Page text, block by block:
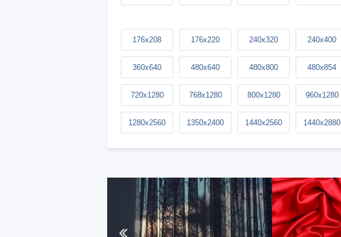
176x208 176x220 240x320 240x400
360x640 480x640 480x800 480x854
720x1280 768x1280 800x1280 960x1280
1280x2560 1350x2400 1440x2560 1440x2880